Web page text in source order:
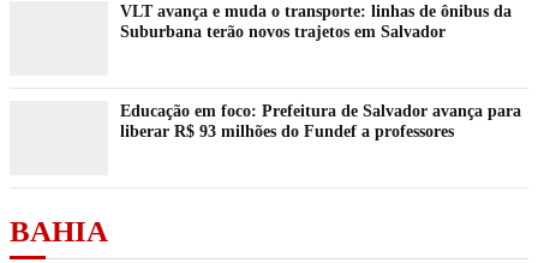
VLT avança e muda o transporte: linhas de ônibus da
Suburbana terão novos trajetos em Salvador
Educação em foco: Prefeitura de Salvador avança para
liberar R$ 93 milhões do Fundef a professores
BAHIA